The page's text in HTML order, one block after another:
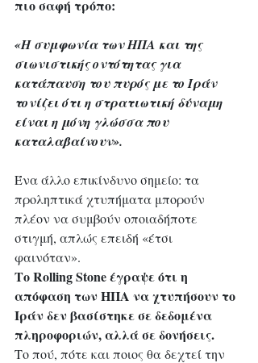
πιο σαφή τρόπο:
«Η συμφωνία των ΗΠΑ και της
σιωνιστικής οντότητας για
κατάπαυση του πυρός με το Ιράν
τονίζει ότι η στρατιωτική δύναμη
είναι η μόνη γλώσσα που
καταλαβαίνουν».
Ένα άλλο επικίνδυνο σημείο: τα
προληπτικά χτυπήματα μπορούν
πλέον να συμβούν οποιαδήποτε
στιγμή, απλώς επειδή «έτσι
φαινόταν».
Το Rolling Stone έγραψε ότι η
απόφαση των ΗΠΑ να χτυπήσουν το
Ιράν δεν βασίστηκε σε δεδομένα
πληροφοριών, αλλά σε δονήσεις.
Το πού, πότε και ποιος θα δεχτεί την